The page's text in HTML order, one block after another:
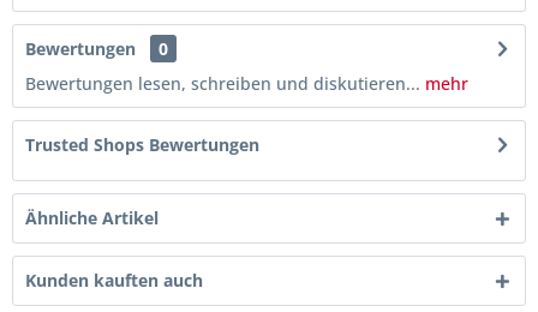
Bewertungen
0
Bewertungen lesen, schreiben und diskutieren... mehr
Trusted Shops Bewertungen
Ähnliche Artikel
Kunden kauften auch